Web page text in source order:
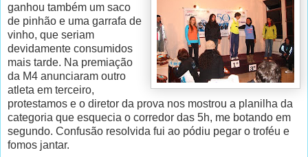
ganhou também um saco
de pinhão e uma garrafa de
vinho, que seriam
devidamente consumidos
mais tarde. Na premiação
da M4 anunciaram outro
atleta em terceiro,
protestamos e o diretor da prova nos mostrou a planilha da
categoria que esquecia o corredor das 5h, me botando em
segundo. Confusão resolvida fui ao pódiu pegar o troféu e
fomos jantar.